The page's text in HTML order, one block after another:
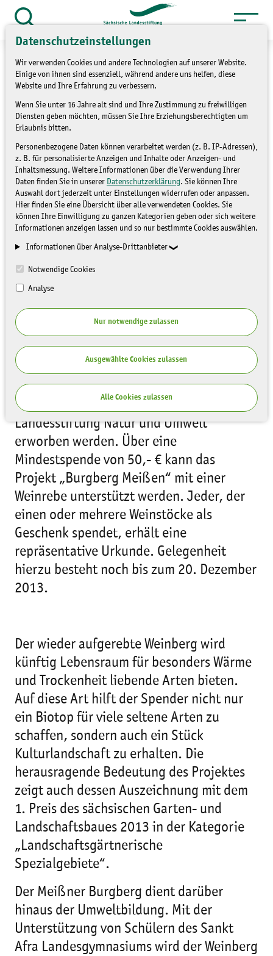
Datenschutzeinstellungen
Wir verwenden Cookies und andere Technologien auf unserer Website.
Einige von ihnen sind essenziell, während andere uns helfen, diese
Website und Ihre Erfahrung zu verbessern.
Wenn Sie unter 16 Jahre alt sind und Ihre Zustimmung zu freiwilligen
Diensten geben möchten, müssen Sie Ihre Erziehungsberechtigten um
Erlaubnis bitten.
Personenbezogene Daten können verarbeitet werden (z. B. IP-Adressen),
z. B. für personalisierte Anzeigen und Inhalte oder Anzeigen- und
Inhaltsmessung. Weitere Informationen über die Verwendung Ihrer
Daten finden Sie in unserer Datenschutzerklärung. Sie können Ihre
Auswahl dort jederzeit unter Einstellungen widerrufen oder anpassen.
Hier finden Sie eine Übersicht über alle verwendeten Cookies. Sie
können Ihre Einwilligung zu ganzen Kategorien geben oder sich weitere
Informationen anzeigen lassen und so nur bestimmte Cookies auswählen.
Informationen über Analyse-Drittanbieter
Notwendige Cookies
Analyse
Nur notwendige zulassen
Ausgewählte Cookies zulassen
Alle Cookies zulassen
Zum
Inhalt
springen
öffnen
Einen Weinstock zu
Weihnachten
NICHT ZUGEORDNET
Mit einem Weinstock ein Stück
Kulturlandschaft schenken
Ganz besondere Weihnachtsgeschenke
können bei der Sächsischen
Landesstiftung Natur und Umwelt
erworben werden. Über eine
Mindestspende von 50,- € kann das
Projekt „Burgberg Meißen“ mit einer
Weinrebe unterstützt werden. Jeder, der
einen oder mehrere Weinstöcke als
Geschenk spendet, erhält eine
repräsentative Urkunde. Gelegenheit
hierzu besteht noch bis zum 20. Dezember
2013.
Der wieder aufgerebte Weinberg wird
künftig Lebensraum für besonders Wärme
und Trockenheit liebende Arten bieten.
Auf diese Art hilft der Spender nicht nur
ein Biotop für viele seltene Arten zu
schaffen, sondern auch ein Stück
Kulturlandschaft zu erhalten. Die
herausragende Bedeutung des Projektes
zeigt auch dessen Auszeichnung mit dem
1. Preis des sächsischen Garten- und
Landschaftsbaues 2013 in der Kategorie
„Landschaftsgärtnerische
Spezialgebiete“.
Der Meißner Burgberg dient darüber
hinaus der Umweltbildung. Mit der
Unterstützung von Schülern des Sankt
Afra Landesgymnasiums wird der Weinberg